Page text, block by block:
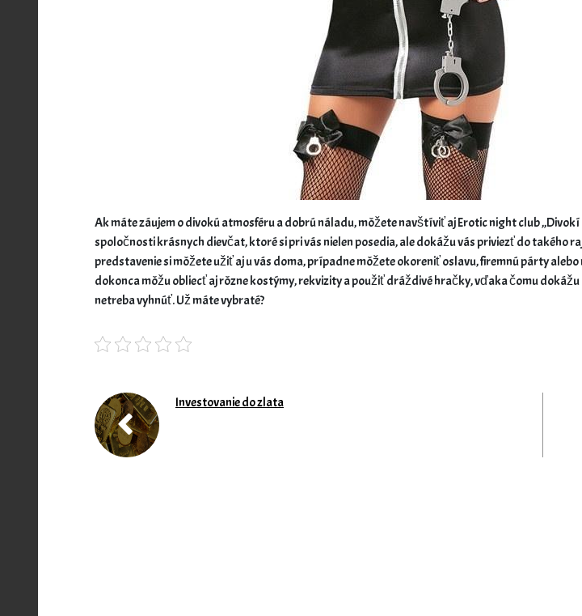
Ak máte záujem o divokú atmosféru a dobrú náladu, môžete navštíviť aj Erotic night club
spoločnosti krásnych dievčat, ktoré si pri vás nielen posedia, ale dokážu vás priviezť do takého
predstavenie si môžete užiť aj u vás doma, prípadne môžete okoreniť oslavu, firemnú párty
dokonca môžu obliecť aj rôzne kostýmy, rekvizity a použiť dráždivé hračky, vďaka čomu
netreba vyhnúť. Už máte vybraté?
Investovanie do zlata